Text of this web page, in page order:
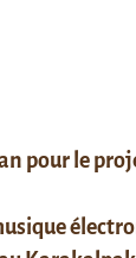
pour le